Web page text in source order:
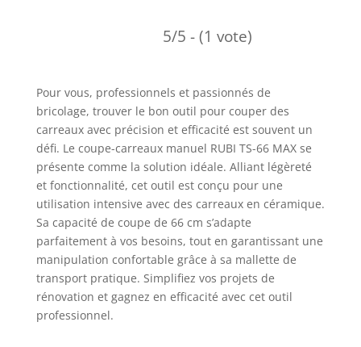
5/5 - (1 vote)
Pour vous, professionnels et passionnés de
bricolage, trouver le bon outil pour couper des
carreaux avec précision et efficacité est souvent un
défi. Le coupe-carreaux manuel RUBI TS-66 MAX se
présente comme la solution idéale. Alliant légèreté
et fonctionnalité, cet outil est conçu pour une
utilisation intensive avec des carreaux en céramique.
Sa capacité de coupe de 66 cm s’adapte
parfaitement à vos besoins, tout en garantissant une
manipulation confortable grâce à sa mallette de
transport pratique. Simplifiez vos projets de
rénovation et gagnez en efficacité avec cet outil
professionnel.